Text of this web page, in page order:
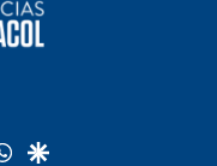
whatsapp
google